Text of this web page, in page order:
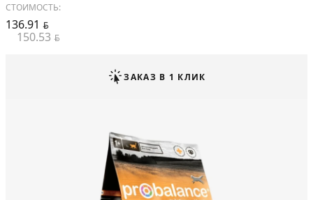
СТОИМОСТЬ:
136.91 BYN
150.53 BYN
ЗАКАЗ В 1 КЛИК